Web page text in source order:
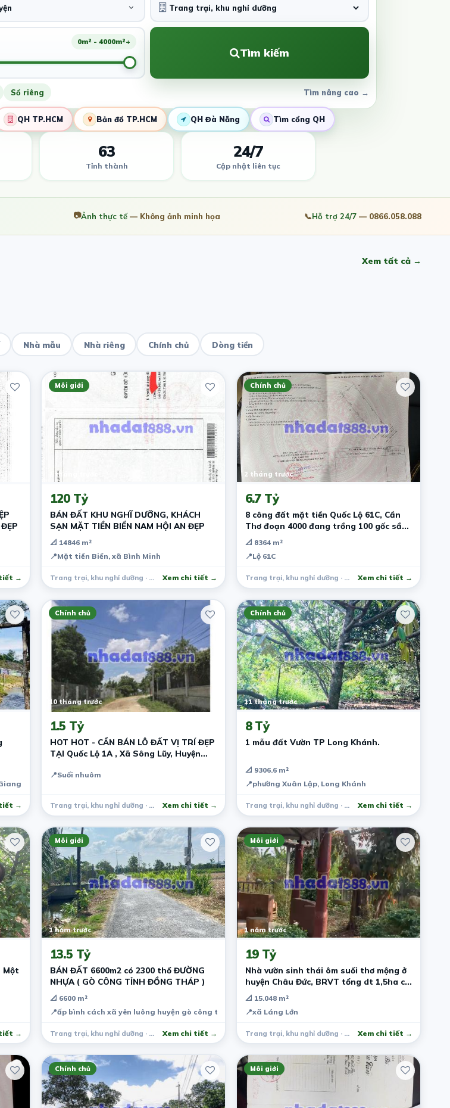
0m² - 4000m²+
Tìm kiếm
Sổ riêng Tìm nâng cao →
QH TP.HCM Bản đồ TP.HCM QH Đà Nẵng Tìm cổng QH
63
Tỉnh thành
24/7
Cập nhật liên tục
📷Ảnh thực tế— Không ảnh minh họa 📞Hỗ trợ 24/7 — 0866.058.088
Xem tất cả →
Nhà mẫu Nhà riêng Chính chủ Dòng tiền
→
Môi giới
2 tháng trước
120 Tỷ
BÁN ĐẤT KHU NGHĨ DƯỠNG, KHÁCH
SẠN MẶT TIỀN BIỂN NAM HỘI AN ĐẸP
📐 14846 m²
📍Mặt tiền Biển, xã Bình Minh
Trang trại, khu nghỉ dưỡng · Thăng Bình Xem chi tiết →
Chính chủ
2 tháng trước
6.7 Tỷ
8 công đất mặt tiền Quốc Lộ 61C, Cần
Thơ đoạn 4000 đang trồng 100 gốc sầu
riêng 1 năm.
📐 8364 m²
📍Lộ 61C
Trang trại, khu nghỉ dưỡng · Châu Thành A Xem chi tiết →
Quảng Nam
→
Chính chủ
10 tháng trước
1.5 Tỷ
HOT HOT - CẦN BÁN LÔ ĐẤT VỊ TRÍ ĐẸP
TẠI Quốc Lộ 1A , Xã Sông Lũy, Huyện
📍Suối nhuôm
Trang trại, khu nghỉ dưỡng · Bắc Bình Xem chi tiết →
Chính chủ
11 tháng trước
8 Tỷ
1 mẫu đất Vườn TP Long Khánh.
📐 9306.6 m²
📍phường Xuân Lập, Long Khánh
Trang trại, khu nghỉ dưỡng · Long Khánh Xem chi tiết →
Một
→
Môi giới
1 năm trước
13.5 Tỷ
BÁN ĐẤT 6600m2 có 2300 thổ ĐƯỜNG
NHỰA ( GÒ CÔNG TỈNH ĐỒNG THÁP )
📐 6600 m²
📍ấp bình cách xã yên luông huyện gò công tây tỉnh tiền giang
Trang trại, khu nghỉ dưỡng · Gò Công Tây Xem chi tiết →
Môi giới
1 năm trước
19 Tỷ
Nhà vườn sinh thái ôm suối thơ mộng ở
huyện Châu Đức, BRVT tổng dt 1,5ha có
100m2 thổ giá 19 tỷ
📐 15.048 m²
📍xã Láng Lớn
Trang trại, khu nghỉ dưỡng · Châu Đức Xem chi tiết →
Chính chủ Môi giới